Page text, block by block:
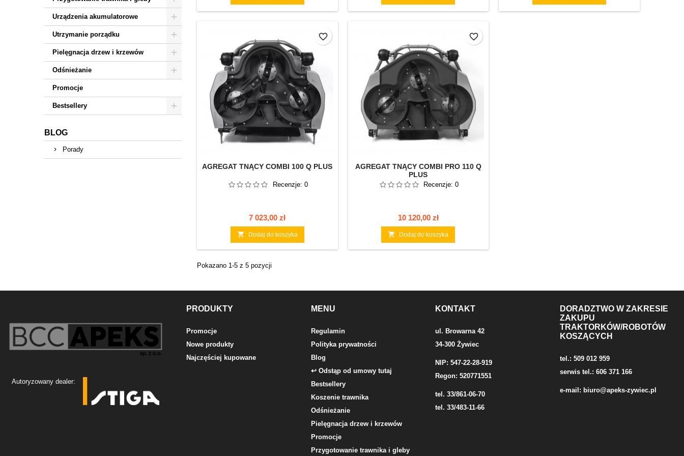
Urządzenia akumulatorowe
Utrzymanie porządku
Pielęgnacja drzew i krzewów
Odśnieżanie
Promocje
Bestsellery
BLOG
Porady
AGREGAT TNĄCY COMBI 100 Q PLUS
Recenzje: 0
Cena
7 023,00 zł
 Dodaj do koszyka
favorite_border
AGREGAT TNĄCY COMBI PRO 110 Q
PLUS
Recenzje:0
Cena
10 120,00 zł
 Dodaj do koszyka
favorite_border
Pokazano 1-5 z 5 pozycji
Autoryzowany dealer:
PRODUKTY
Promocje
Nowe produkty
Najczęściej kupowane
MENU
Regulamin
Polityka prywatności
Blog
↩ Odstąp od umowy tutaj
Bestsellery
Koszenie trawnika
Odśnieżanie
Pielęgnacja drzew i krzewów
Promocje
Przygotowanie trawnika i gleby
KONTAKT
ul. Browarna 42
34-300 Żywiec
NIP: 547-22-28-919
Regon: 520771551
tel. 33/861-06-70
tel. 33/483-11-66
DORADZTWO W ZAKRESIE
ZAKUPU
TRAKTORKÓW/ROBOTÓW
KOSZĄCYCH
tel.: 509 012 959
serwis tel.: 606 371 166
e-mail: biuro@apeks-zywiec.pl